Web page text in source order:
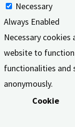
Necessary
Always Enabled
Necessary
website to function
functionalities and
anonymously.
Cookie